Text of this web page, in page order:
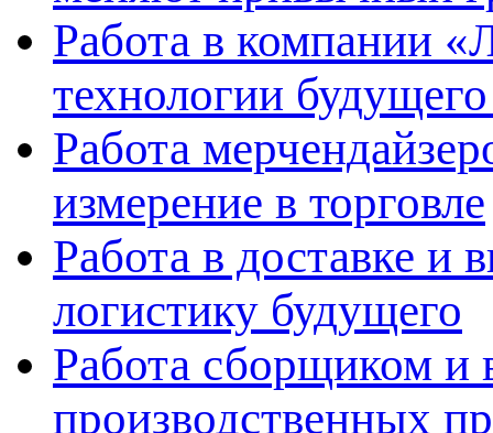
Работа в компании
технологии
Работа
измерение в торговле
Работа в доставке и
логистику будущего
Работа сборщиком и
производственных